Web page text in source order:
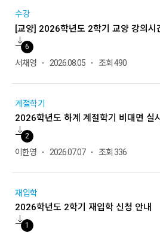
수강
[교양] 2026학년도 2학기 교양 강의시
6
서채영 2026.08.05 조회 490
계절학기
2026학년도 하계 계절학기 비대면 실
2
이한영 2026.07.07 조회 336
재입학
2026학년도 2학기 재입학 신청 안내
1